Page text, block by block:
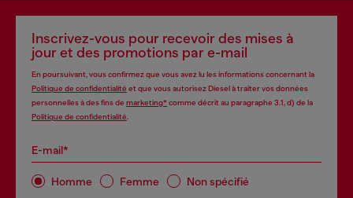
Inscrivez-vous pour recevoir des mises à
jour et des promotions par e-mail
En poursuivant, vous confirmez que vous avez lu les informations concernant la
Politique de confidentialité et que vous autorisez Diesel à traiter vos données
personnelles à des fins de marketing*comme décrit au paragraphe 3.1, d) de la
Politique de confidentialité.
E-mail*
Homme Femme Non spécifié